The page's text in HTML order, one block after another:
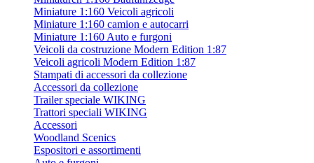
Miniature 1:160 Veicoli agricoli
Miniature 1:160 camion e autocarri
Miniature 1:160 Auto e furgoni
Veicoli da costruzione Modern Edition 1:87
Veicoli agricoli Modern Edition 1:87
Stampati di accessori da collezione
Accessori da collezione
Trailer speciale WIKING
Trattori speciali WIKING
Accessori
Woodland Scenics
Espositori e assortimenti